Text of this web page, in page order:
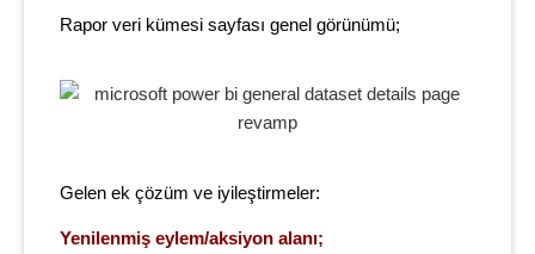
Rapor veri kümesi sayfası genel görünümü;
Gelen ek çözüm ve iyileştirmeler:
Yenilenmiş eylem/aksiyon alanı;